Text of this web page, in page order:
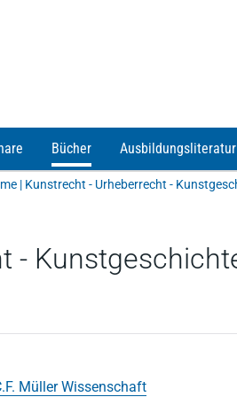
Bücher Ausbildungsliteratur
| Kunstrecht - Urheberrecht -
-
Müller Wissenschaft